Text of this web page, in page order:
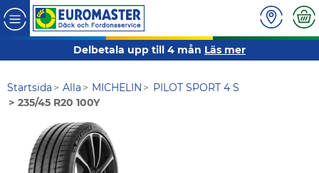
Delbetala upp till 4 mån Läs mer
Startsida Alla MICHELIN
PILOT SPORT 4 S
235/45 R20 100Y